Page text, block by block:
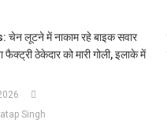
लूटने में नाकाम रहे बाइक सवार
फैक्ट्री ठेकेदार को मारी गोली, इलाके में
Singh